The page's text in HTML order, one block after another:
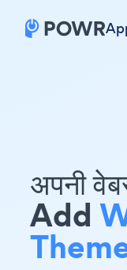
अपनी
Add